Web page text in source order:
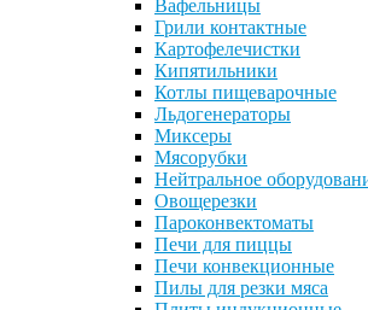
Вафельницы
Грили контактные
Картофелечистки
Кипятильники
Котлы пищеварочные
Льдогенераторы
Миксеры
Мясорубки
Нейтральное
Овощерезки
Пароконвектоматы
Печи для пиццы
Печи конвекционные
Пилы для резки мяса